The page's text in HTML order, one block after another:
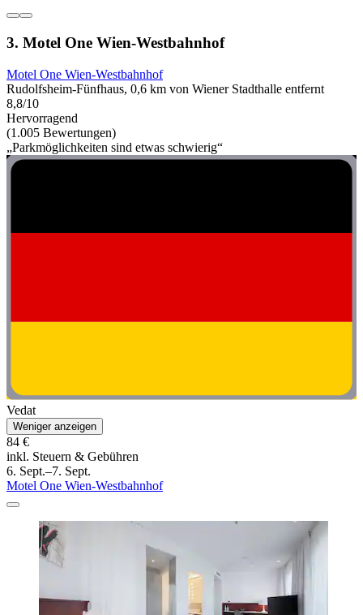
3. Motel One Wien-Westbahnhof
Motel One Wien-Westbahnhof
Rudolfsheim-Fünfhaus, 0,6 km von Wiener Stadthalle entfernt
8,8/10
Hervorragend
(1.005 Bewertungen)
„Parkmöglichkeiten sind etwas schwierig“
Vedat
Weniger anzeigen
84 €
inkl. Steuern & Gebühren
6. Sept.–7. Sept.
Motel One Wien-Westbahnhof